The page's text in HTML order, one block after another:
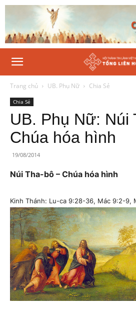
Trang chủ UB. Phụ Nữ Chia Sẻ
Chia Sẻ
UB. Phụ Nữ: Núi
Chúa hóa hình
19/08/2014
Núi Tha-bô – Chúa hóa hình
Kinh Thánh: Lu-ca 9:28-36, Mác 9:2-9,